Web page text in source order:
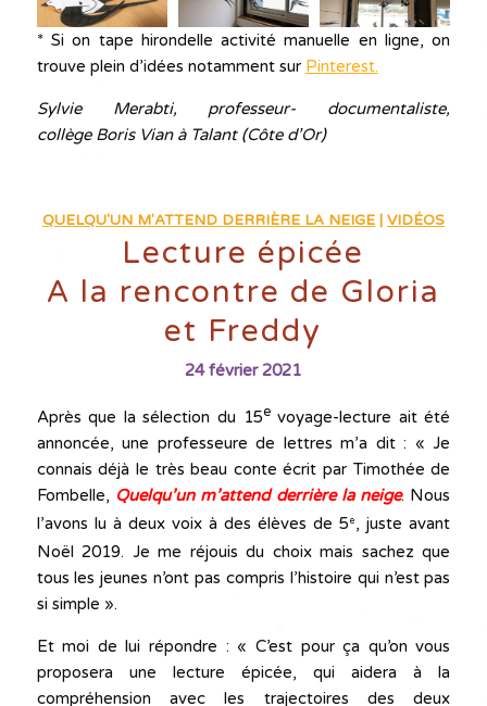
* Si on tape hirondelle activité manuelle en ligne, on
trouve plein d’idées notamment sur Pinterest.
Sylvie Merabti, professeur- documentaliste,
collège Boris Vian à Talant (Côte d’Or)
QUELQU'UN M'ATTEND DERRIÈRE LA NEIGE| VIDÉOS
Lecture épicée
A la rencontre de Gloria
et Freddy
24 février 2021
Après que la sélection du 15evoyage-lecture ait été
annoncée, une professeure de lettres m’a dit : « Je
connais déjà le très beau conte écrit par Timothée de
Fombelle, Quelqu’un m’attend derrière la neige. Nous
l’avons lu à deux voix à des élèves de 5e, juste avant
Noël 2019. Je me réjouis du choix mais sachez que
tous les jeunes n’ont pas compris l’histoire qui n’est pas
si simple ».
Et moi de lui répondre : « C’est pour ça qu’on vous
proposera une lecture épicée, qui aidera à la
compréhension avec les trajectoires des deux